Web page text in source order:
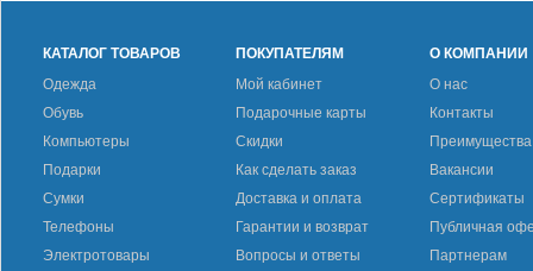
КАТАЛОГ ТОВАРОВ
Одежда
Обувь
Компьютеры
Подарки
Сумки
Телефоны
Электротовары
ПОКУПАТЕЛЯМ
Мой кабинет
Подарочные карты
Скидки
Как сделать заказ
Доставка и оплата
Гарантии и возврат
Вопросы и ответы
О КОМПАНИИ
О нас
Контакты
Преимущества
Вакансии
Сертификаты
Публичная
Партнерам